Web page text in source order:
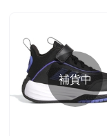
補貨中